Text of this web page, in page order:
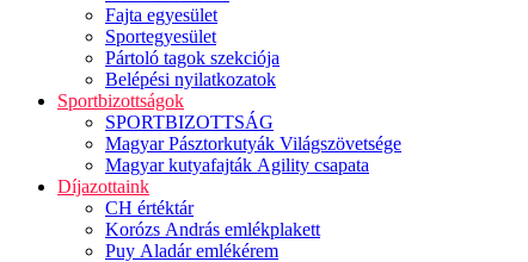
Fajta egyesület
Sportegyesület
Pártoló tagok szekciója
Belépési nyilatkozatok
Sportbizottságok
SPORTBIZOTTSÁG
Magyar Pásztorkutyák Világszövetsége
Magyar kutyafajták Agility csapata
Díjazottaink
CH értéktár
Korózs András emlékplakett
Puy Aladár emlékérem